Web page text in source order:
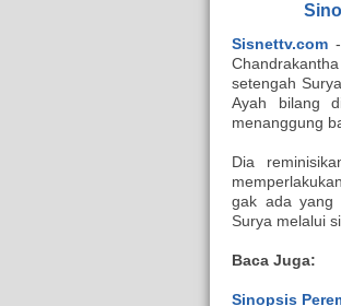
Sisnettv.com
setengah
Ayah bilang
menanggung
Dia
gak ada yang
Surya melalui
Baca Juga:
Sinopsis